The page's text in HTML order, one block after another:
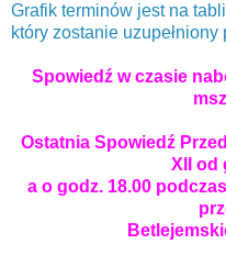
Grafik terminów jest na
który zostanie uzupełniony
Spowiedź w czasie
Ostatnia Spowiedź
XII od
a o godz. 18.00